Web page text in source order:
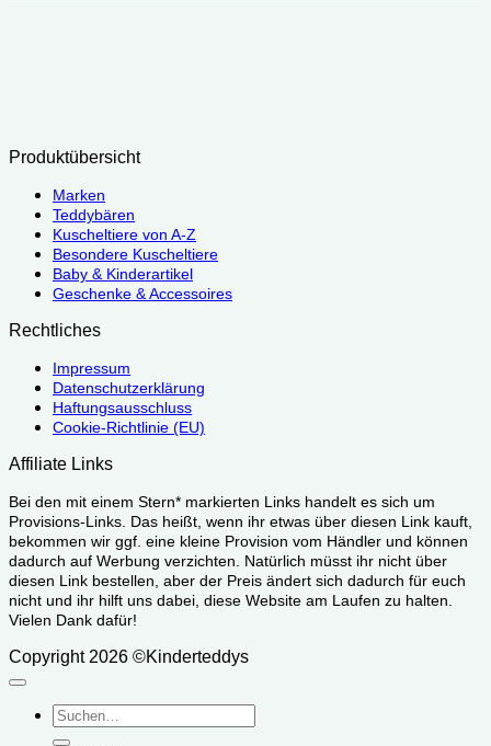
Produktübersicht
Marken
Teddybären
Kuscheltiere von A-Z
Besondere Kuscheltiere
Baby & Kinderartikel
Geschenke & Accessoires
Rechtliches
Impressum
Datenschutzerklärung
Haftungsausschluss
Cookie-Richtlinie (EU)
Affiliate Links
Bei den mit einem Stern* markierten Links handelt es sich um
Provisions-Links. Das heißt, wenn ihr etwas über diesen Link kauft,
bekommen wir ggf. eine kleine Provision vom Händler und können
dadurch auf Werbung verzichten. Natürlich müsst ihr nicht über
diesen Link bestellen, aber der Preis ändert sich dadurch für euch
nicht und ihr hilft uns dabei, diese Website am Laufen zu halten.
Vielen Dank dafür!
Copyright 2026 ©Kinderteddys
Suchen
nach: